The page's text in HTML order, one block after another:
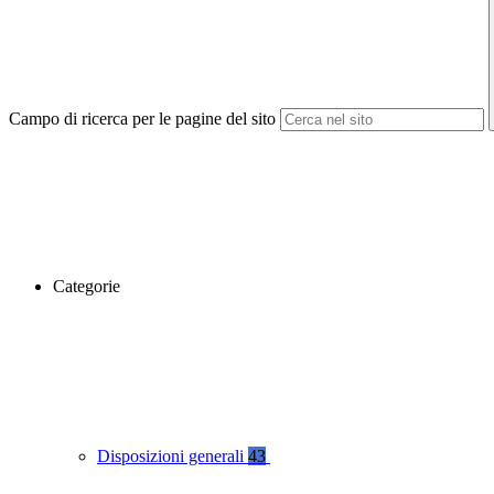
Campo di ricerca per le pagine del sito
Categorie
Disposizioni generali 43